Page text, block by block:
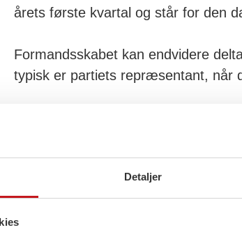
Detaljer
årets første kvartal og står for den
Formandsskabet kan endvidere
typisk er partiets repræsentant, når
Erik Bjerre (næstforperson),
Andreas Seeberg (kasserer),
Johannes Michelsen (sekretær),
Bertram Kjerulff,